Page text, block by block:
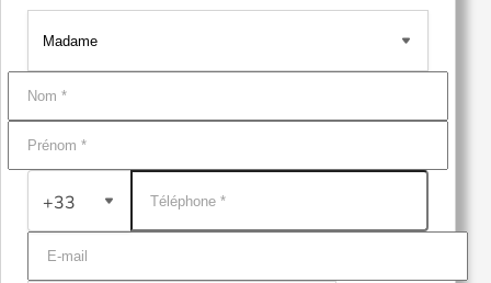
+33